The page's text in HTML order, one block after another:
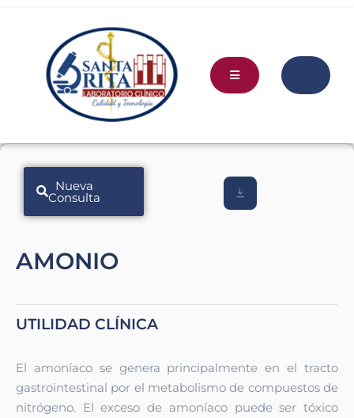
Nueva
Consulta
AMONIO
UTILIDAD CLÍNICA
El amoníaco se genera principalmente en el tracto
gastrointestinal por el metabolismo de compuestos de
nitrógeno. El exceso de amoníaco puede ser tóxico